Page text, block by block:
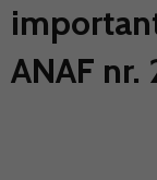
ANAF